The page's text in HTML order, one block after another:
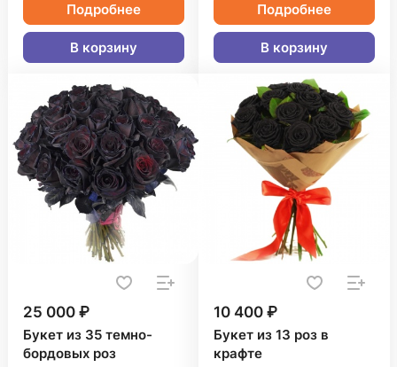
Подробнее
В корзину
Подробнее
В корзину
25 000 ₽
Букет из 35 темно-
бордовых роз
10 400 ₽
Букет из 13 роз в
крафте